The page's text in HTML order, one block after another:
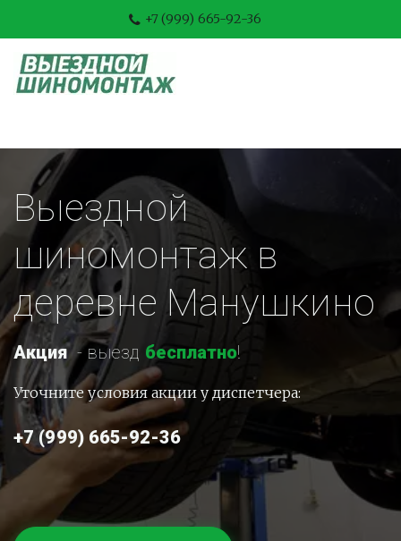
+7 (999) 665-92-36
Выездной
шиномонтаж в
деревне Манушкино
Акция - выезд бесплатно!
Уточните условия акции у диспетчера:
+7 (999) 665-92-36